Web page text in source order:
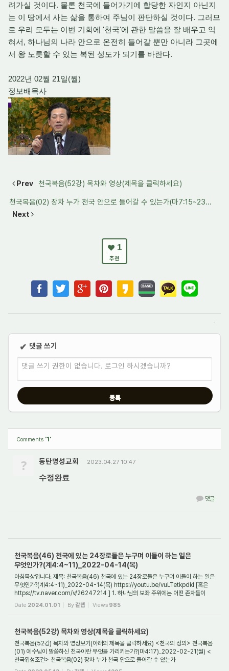
려가실 것이다. 물론 천국에 들어가기에 합당한 자인지 아닌지
는 이 땅에서 사는 삶을 통하여 주님이 판단하실 것이다. 그러므
로 우리 모두는 이번 기회에 '천국'에 관한 말씀을 잘 배우고 익
혀서, 하나님의 나라 안으로 온전히 들어갈 뿐만 아니라 그곳에
서 왕 노릇할 수 있는 복된 성도가 되기를 바란다.
2022년 02월 21일(월)
정보배목사
Prev 천국복음(52강) 목차와 영상(제목을 클릭하세요)
천국복음(02) 장차 누가 천국 안으로 들어갈 수 있는가(마7:15~23...
Next
1
추천
✔ 댓글 쓰기
댓글 쓰기 권한이 없습니다. 로그인 하시겠습니까?
Comments '1'
? 동탄명성교회 2023.04.27 10:47
수정완료
댓글
천국복음(46) 천국에 있는 24장로들은 누구며 이들이 하는 일은
무엇인가?(계4:4~11)_2022-04-14(목)
아침묵상입니다. 제목: 천국복음(46) 천국에 있는 24장로들은 누구며 이들이 하는 일은
무엇인가?(계4:4~11)_2022-04-14(목) https://youtu.be/vuLTetkpdkI [혹은
https://tv.naver.com/v/26247214 ] 1. 하나님의 보좌 주위에는 어떤 존재들이
있었는가? 사도 ...
Date 2024.01.01 By갈렙 Views 985
천국복음(52강) 목차와 영상(제목을 클릭하세요)
천국복음(52강) 목차와 영상보기(아래의 제목을 클릭하세요) <천국의 정의> 천국복음
(01) 예수님이 말씀하신 천국이란 무엇을 가리키는가?(마4:17)_2022-02-21(월) <
천국입성조건> 천국복음(02) 장차 누가 천국 안으로 들어갈 수 있는가
(마7:15~23)_2022-02-22...